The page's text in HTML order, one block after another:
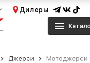
Дилеры
Джерси Мотоджерси